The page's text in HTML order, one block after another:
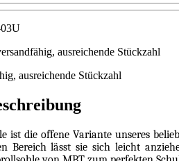
ausreichende Stückzahl
ist die offene Variante unseres
Bereich lässt sie sich leicht